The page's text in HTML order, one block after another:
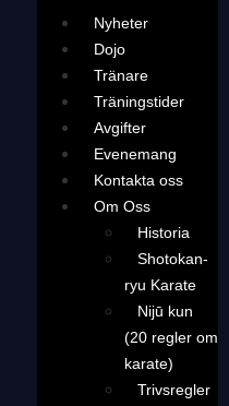
Nyheter
Dojo
Tränare
Träningstider
Avgifter
Evenemang
Kontakta oss
Om Oss
Historia
Shotokan-
ryu Karate
Nijū kun
(20 regler om
karate)
Trivsregler